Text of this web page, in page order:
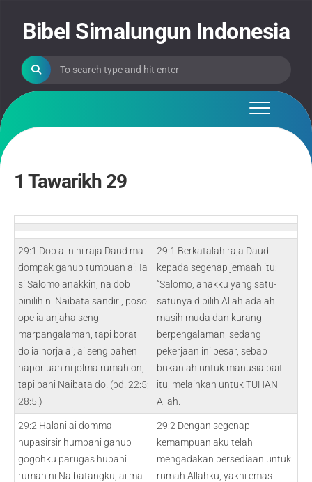
contentBibel Simalungun Indonesia
1 Tawarikh 29
29:1 Dob ai nini raja Daud ma
dompak ganup tumpuan ai: Ia
si Salomo anakkin, na dob
pinilih ni Naibata sandiri, poso
ope ia anjaha seng
marpangalaman, tapi borat
do ia horja ai; ai seng bahen
haporluan ni jolma rumah on,
tapi bani Naibata do. (bd. 22:5;
28:5.)
29:1 Berkatalah raja Daud
kepada segenap jemaah itu:
“Salomo, anakku yang satu-
satunya dipilih Allah adalah
masih muda dan kurang
berpengalaman, sedang
pekerjaan ini besar, sebab
bukanlah untuk manusia bait
itu, melainkan untuk TUHAN
Allah.
29:2 Halani ai domma
hupasirsir humbani ganup
gogohku parugas hubani
rumah ni Naibatangku, ai ma
29:2 Dengan segenap
kemampuan aku telah
mengadakan persediaan untuk
rumah Allahku, yakni emas